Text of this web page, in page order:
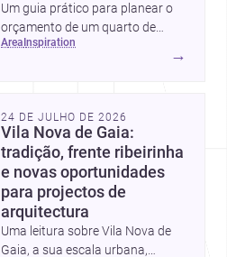
Um guia prático para planear o
orçamento de um quarto de
vestir em Portugal, com
escondidas.
area inspiration
→
24 DE JULHO DE 2026
Vila Nova de Gaia:
tradição, frente ribeirinha
e novas oportunidades
para projectos de
arquitectura
Uma leitura sobre Vila Nova de
Gaia, a sua escala urbana,